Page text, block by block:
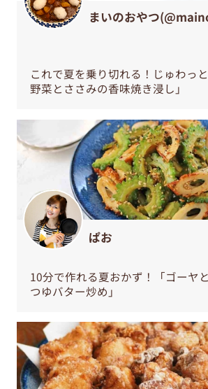
まいのおやつ
これで夏を乗り切れる！じゅわっ
野菜とささみの香味焼き浸し」
ぱお
10分で作れる夏おかず！「ゴーヤ
つゆバター炒め」